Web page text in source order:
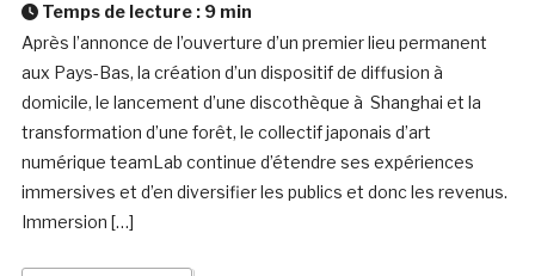
Temps de lecture : 9 min
Après l’annonce de l’ouverture d’un premier lieu permanent
aux Pays-Bas, la création d’un dispositif de diffusion à
domicile, le lancement d’une discothèque à Shanghai et la
transformation d’une forêt, le collectif japonais d’art
numérique teamLab continue d’étendre ses expériences
immersives et d’en diversifier les publics et donc les revenus.
Immersion […]